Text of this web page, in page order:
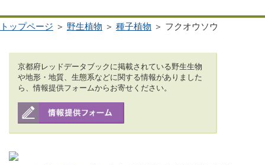
トップページ ＞ 野生植物 ＞ 種子植物 ＞ フクオウソウ
京都府レッドデータブックに掲載されている野生生物
や地形・地質、生態系などに関する情報がありました
ら、情報提供フォームからお寄せください。